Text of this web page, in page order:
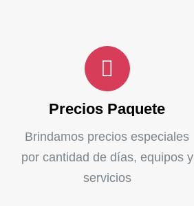
Precios Paquete
Brindamos precios especiales
por cantidad de días, equipos y
servicios